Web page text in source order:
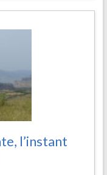
l’instant